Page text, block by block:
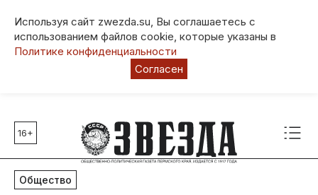
Используя сайт zwezda.su, Вы соглашаетесь с
использованием файлов cookie, которые указаны в
Политике конфиденциальности
Согласен
Главные темы
80 лет Победы
Молодежная столица РФ
16+
Общество